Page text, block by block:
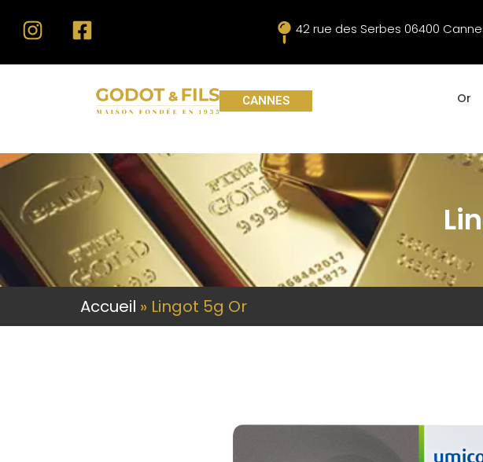
42 rue des Serbes 06400
CANNES Or
Accueil » Lingot 5g Or